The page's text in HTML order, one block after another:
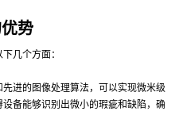
势
几个方面：
进的图像处理算法，可以实现微米级
备能够识别出微小的瑕疵和缺陷，确